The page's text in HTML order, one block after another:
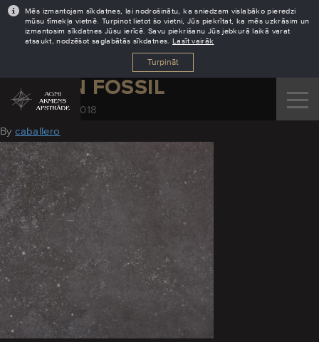
Mēs izmantojam sīkdatnes, lai nodrošinātu, ka sniedzam vislabāko pieredzi
mūsu tīmekļa vietnē. Turpinot lietot šo vietni, Jūs piekrītat, ka mēs uzkrāsim un
izmantosim sīkdatnes Jūsu ierīcē. Savu piekrišanu Jūs jebkurā laikā varat
atsaukt, nodzēšot saglabātās sīkdatnes. Lasīt vairāk
Turpināt
DEKTON FOSSIL
November 28, 2018
Bycaballero